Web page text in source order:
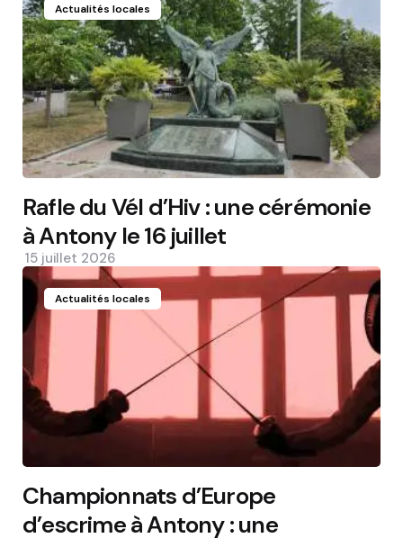
Actualités locales
Rafle du Vél d’Hiv : une cérémonie
à Antony le 16 juillet
15 juillet 2026
Actualités locales
Championnats d’Europe
d’escrime à Antony : une